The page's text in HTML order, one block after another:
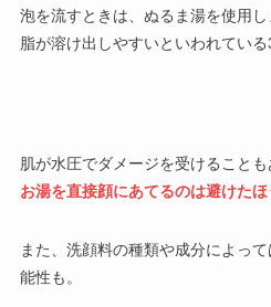
泡を流すときは、ぬるま湯を使用
脂が溶け出しやすいといわれている
肌が水圧でダメージを受けることも
お湯を直接顔にあてるのは避けた
また、洗顔料の種類や成分によっ
能性も。